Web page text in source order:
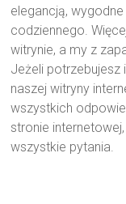
elegancją,
codziennego.
witrynie, a my z
Jeżeli potrzebujesz
naszej witryny
wszystkich
stronie
wszystkie pytania.